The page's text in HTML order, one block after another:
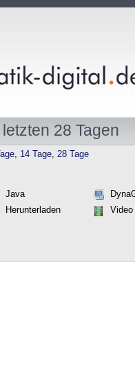
28 Tagen
, 14 Tage, 28 Tage
Java
Herunterladen Video